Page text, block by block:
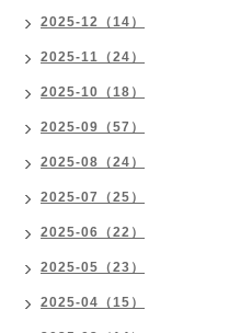
2025-12（14）
2025-11（24）
2025-10（18）
2025-09（57）
2025-08（24）
2025-07（25）
2025-06（22）
2025-05（23）
2025-04（15）